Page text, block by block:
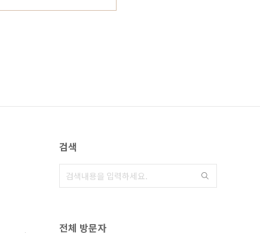
검색
전체 방문자